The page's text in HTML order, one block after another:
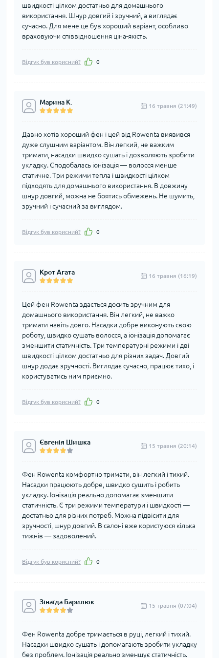
швидкості цілком достатньо для домашнього
використання. Шнур довгий і зручний, а виглядає
сучасно. Для мене це був хороший варіант, особливо
враховуючи співвідношення ціна-якість.
Відгук був корисний? 0
Марина К. 16 травня (21:49)
Давно хотів хороший фен і цей від Rowenta виявився
дуже слушним варіантом. Він легкий, не важким
тримати, насадки швидко сушать і дозволяють зробити
укладку. Сподобалась іонізація — волосся менше
статичне. Три режими тепла і швидкості цілком
підходять для домашнього використання. В довжину
шнур довгий, можна не боятись обмежень. Не шумить,
зручний і сучасний за виглядом.
Відгук був корисний? 0
Крот Агата 16 травня (16:19)
Цей фен Rowenta здається досить зручним для
домашнього використання. Він легкий, не важко
тримати навіть довго. Насадки добре виконують свою
роботу, швидко сушать волосся, а іонізація допомагає
зменшити статичність. Три температурні режими і дві
швидкості цілком достатньо для різних задач. Довгий
шнур додає зручності. Виглядає сучасно, працює тихо, і
користуватись ним приємно.
Відгук був корисний? 0
Євгенія Шишка 15 травня (20:14)
Фен Rowenta комфортно тримати, він легкий і тихий.
Насадки працюють добре, швидко сушить і робить
укладку. Іонізація реально допомагає зменшити
статичність. Є три режими температури і швидкості —
достатньо для різних потреб. Можна підвісити для
зручності, шнур довгий. В салоні вже користуюся кілька
тижнів — задоволений.
Відгук був корисний? 0
Зінаїда Барилюк 15 травня (07:04)
Фен Rowenta добре тримається в руці, легкий і тихий.
Насадки швидко сушать і допомагають зробити укладку
без проблем. Іонізація реально зменшує статичність.